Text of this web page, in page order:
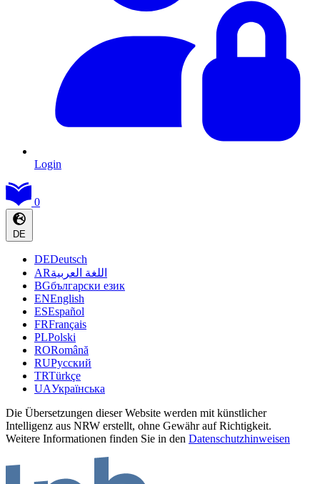
Login
0
DE
DEDeutsch
ARاللغة العربية
BGбългарски език
ENEnglish
ESEspañol
FRFrançais
PLPolski
RORomână
RUРусский
TRTürkçe
UAУкраїнська
Die Übersetzungen dieser Website werden mit künstlicher
Intelligenz aus NRW erstellt, ohne Gewähr auf Richtigkeit.
Weitere Informationen finden Sie in den Datenschutzhinweisen